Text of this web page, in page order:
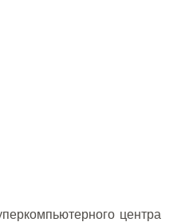
центра